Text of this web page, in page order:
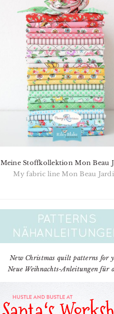
Meine Stoffkollektion Mon Beau
My fabric line Mon Beau
New Christmas quilt patterns for
Neue Weihnachts-Anleitungen für